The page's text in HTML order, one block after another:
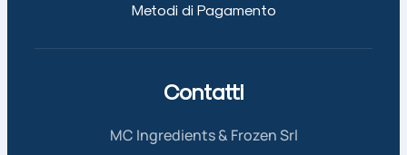
Metodi di Pagamento
Contatti
MC Ingredients & Frozen Srl